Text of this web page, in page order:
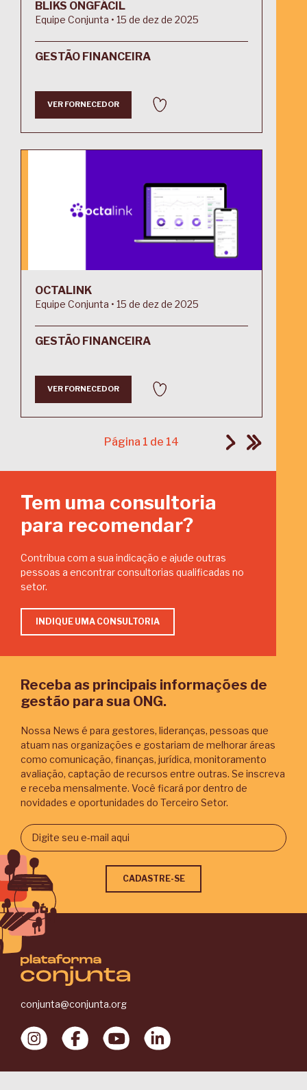
BLIKS ONGFÁCIL
Equipe Conjunta • 15 de dez de 2025
GESTÃO FINANCEIRA
VER FORNECEDOR
OCTALINK
Equipe Conjunta • 15 de dez de 2025
GESTÃO FINANCEIRA
VER FORNECEDOR
Página 1 de 14
Tem uma consultoria
para recomendar?
Contribua com a sua indicação e ajude outras
pessoas a encontrar consultorias qualificadas no
setor.
INDIQUE UMA CONSULTORIA
Receba as principais informações de
gestão para sua ONG.
Nossa News é para gestores, lideranças, pessoas que
atuam nas organizações e gostariam de melhorar áreas
como comunicação, finanças, jurídica, monitoramento
avaliação, captação de recursos entre outras. Se inscreva
e receba mensalmente. Você ficará por dentro de
novidades e oportunidades do Terceiro Setor.
conjunta@conjunta.org